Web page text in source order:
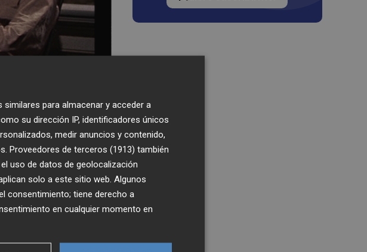
para almacenar y acceder a
su dirección IP, identificadores únicos
medir anuncios y contenido,
Proveedores de terceros (1913) también
uso de datos de geolocalización
solo a este sitio web. Algunos
consentimiento; tiene derecho a
en cualquier momento en